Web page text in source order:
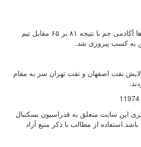
در فینال نخست این رقابت‌ها آکادمی جم با نتیجه ۸۱ بر ۶۵ مقابل تیم
به کسب پیروزی شد.
نفت اصفهان و نفت تهران سر به مقام
11974
اين سايت متعلق به فدراسیون بسکتبال
از مطالب با ذكر منبع آزاد